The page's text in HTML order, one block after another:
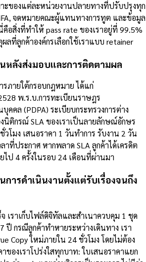
ะของแต่ละหน่วยงานปลายทางที่ปรับปรุงทุก
จดหมายคณะผู้แทนทางการทูต และข้อมูล
คือสิ่งที่ทำให้ pass rate ของเราอยู่ที่ 99.5%
ลที่ลูกค้าองค์กรเลือกใช้เราแบบ retainer
หลังส่งมอบและการติดตามผล
ภายใต้กรอบกฎหมาย ได้แก่
พ.ร.บ.การทะเบียนราษฎร
คล (PDPA) ระเบียบกระทรวงการต่าง
นิติกรณ์ SLA ของเราเป็นลายลักษณ์อักษร
โมง เสนอราคา 1 วันทำการ รับงาน 2 วัน
าที่ประกาศ หากพลาด SLA ลูกค้าได้เครดิต
ไป 4 ครั้งในรอบ 24 เดือนที่ผ่านมา
ารดำเนินงานตั้งแต่รับเรื่องจนถึง
เราเก็บไฟล์ดิจิทัลและสำเนาควบคุม 1 ชุด
กรณีลูกค้าทำหายระหว่างเดินทาง เรา
Copy ใหม่ภายใน 24 ชั่วโมง โดยไม่ต้อง
ของเราโปร่งใสทุกบาท: ใบเสนอราคาแยก